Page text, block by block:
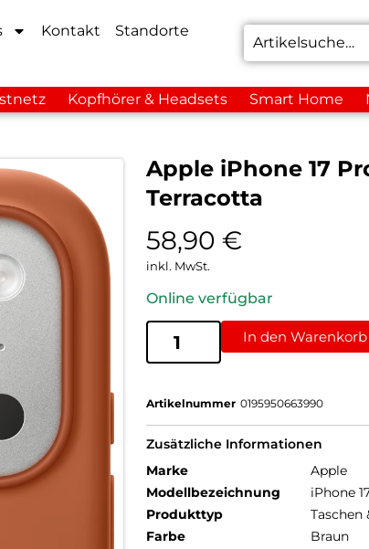
Kontakt
Standorte
Kopfhörer & Headsets Smart Home
Apple iPhone 17
Terracotta
58,90 €
inkl. MwSt.
Online verfügbar
In den Warenkorb
Artikelnummer 0195950663990
Zusätzliche Informationen
Marke
Apple
Modellbezeichnung
iPhone
Produkttyp
Taschen
Farbe
Braun